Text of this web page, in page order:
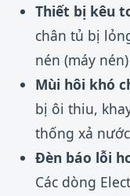
Thiết bị kêu
chân tủ bị
nén (máy
Mùi hôi khó
bị ôi thiu,
thống xả
Đèn báo lỗi
Các dòng